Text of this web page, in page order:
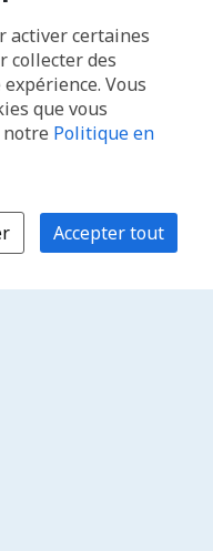
activer certaines
collecter des
Vous
que vous
notre Politique en
Accepter tout